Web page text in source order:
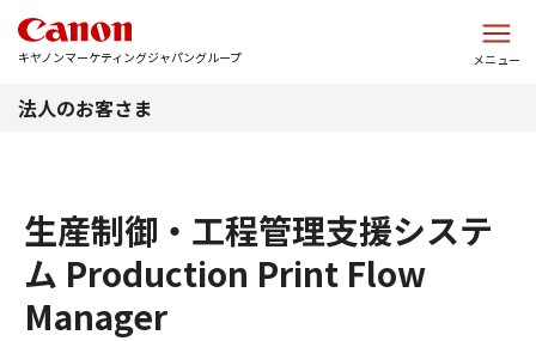
キヤノンマーケティングジャパングループ メニュー
法人のお客さま
生産制御・工程管理支援システ
ム Production Print Flow
Manager